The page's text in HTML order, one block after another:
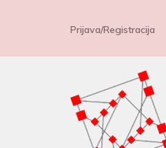
Prijava/Registracija